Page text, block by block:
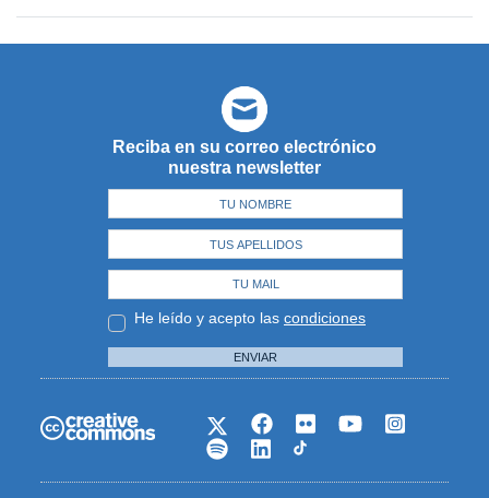
Reciba en su correo electrónico
nuestra newsletter
He leído y acepto las condiciones
ENVIAR